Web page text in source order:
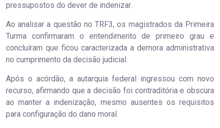
pressupostos do dever de indenizar.
Ao analisar a questão no TRF3, os magistrados da Primeira
Turma confirmaram o entendimento de primeiro grau e
concluíram que ficou caracterizada a demora administrativa
no cumprimento da decisão judicial.
Após o acórdão, a autarquia federal ingressou com novo
recurso, afirmando que a decisão foi contraditória e obscura
ao manter a indenização, mesmo ausentes os requisitos
para configuração do dano moral.